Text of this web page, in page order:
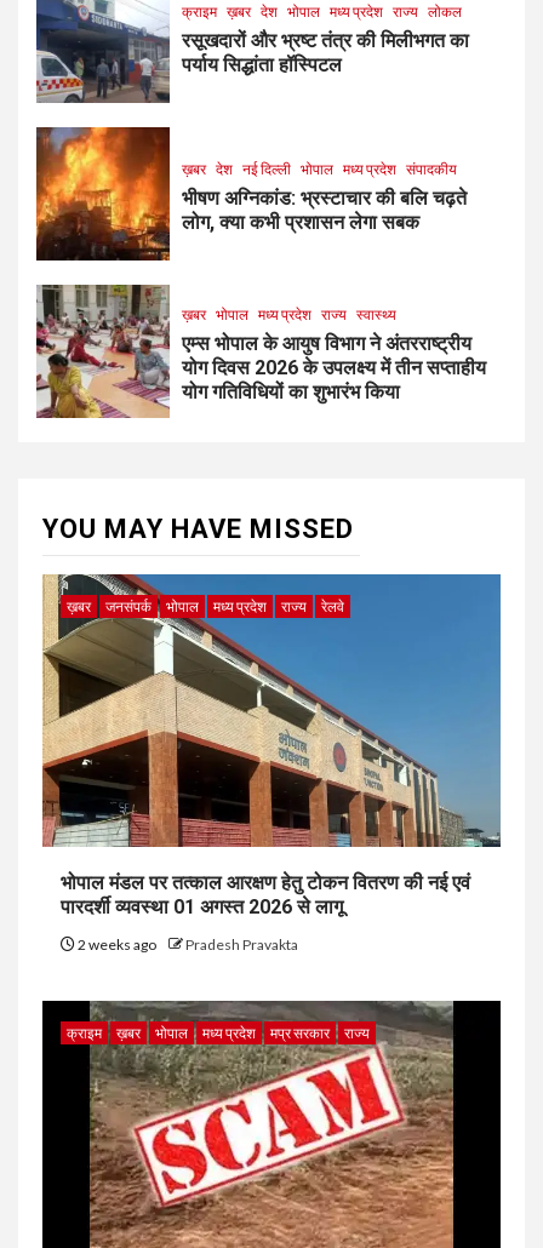
क्राइम ख़बर देश भोपाल मध्य प्रदेश राज्य लोकल
रसूखदारों और भ्रष्ट तंत्र की मिलीभगत का
पर्याय सिद्धांता हॉस्पिटल
ख़बर देश नई दिल्ली भोपाल मध्य प्रदेश संपादकीय
भीषण अग्निकांड: भ्रस्टाचार की बलि चढ़ते
लोग, क्या कभी प्रशासन लेगा सबक
ख़बर भोपाल मध्य प्रदेश राज्य स्वास्थ्य
एम्स भोपाल के आयुष विभाग ने अंतरराष्ट्रीय
योग दिवस 2026 के उपलक्ष्य में तीन सप्ताहीय
योग गतिविधियों का शुभारंभ किया
YOU MAY HAVE MISSED
ख़बर जनसंपर्क भोपाल मध्य प्रदेश राज्य रेलवे
भोपाल मंडल पर तत्काल आरक्षण हेतु टोकन वितरण की नई एवं
पारदर्शी व्यवस्था 01 अगस्त 2026 से लागू
2 weeks ago Pradesh Pravakta
क्राइम ख़बर भोपाल मध्य प्रदेश मप्र सरकार राज्य